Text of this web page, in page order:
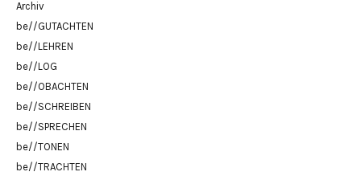
Archiv
be//GUTACHTEN
be//LEHREN
be//LOG
be//OBACHTEN
be//SCHREIBEN
be//SPRECHEN
be//TONEN
be//TRACHTEN